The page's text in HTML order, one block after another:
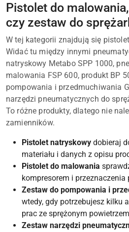
Pistolet do
czy zestaw do
W tej kategorii znajdują się
Widać tu między innymi
natryskowy Metabo SPP 1000,
malowania FSP 600, produkt BP
pompowania i przedmuchiwania
narzędzi pneumatycznych do
To różne produkty, dlatego nie
zamienników.
Pistolet natryskowy dobieraj
materiału i danych z opisu
Pistolet do malowania
kompresorem i przeznaczenia
Zestaw do pompowania i
wtedy, gdy potrzebujesz kilku
prac ze sprężonym
Zestaw narzędzi